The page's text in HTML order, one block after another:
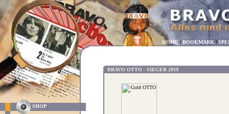
HOME | BOOKMARK |
SHOP
BRAVO OTTO - SIEGER 2019